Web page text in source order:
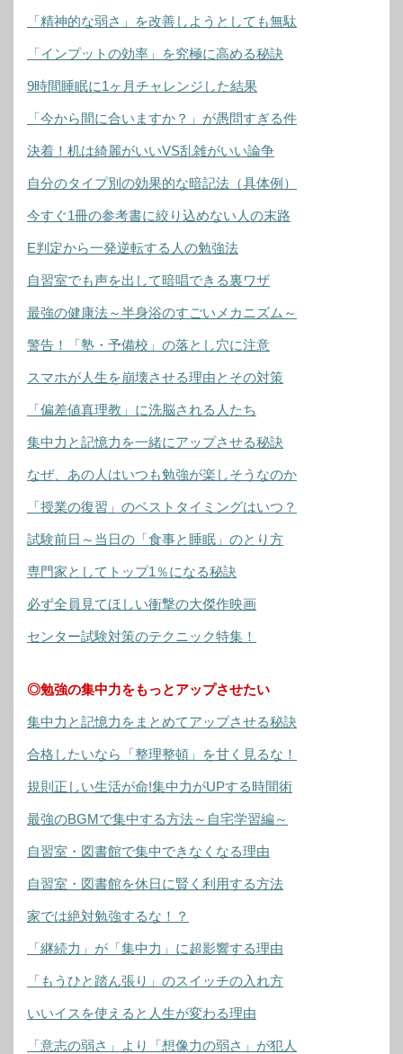
「精神的な弱さ」を改善しようとしても無駄
「インプットの効率」を究極に高める秘訣
9時間睡眠に1ヶ月チャレンジした結果
「今から間に合いますか？」が愚問すぎる件
決着！机は綺麗がいいVS乱雑がいい論争
自分のタイプ別の効果的な暗記法（具体例）
今すぐ1冊の参考書に絞り込めない人の末路
E判定から一発逆転する人の勉強法
自習室でも声を出して暗唱できる裏ワザ
最強の健康法～半身浴のすごいメカニズム～
警告！「塾・予備校」の落とし穴に注意
スマホが人生を崩壊させる理由とその対策
「偏差値真理教」に洗脳される人たち
集中力と記憶力を一緒にアップさせる秘訣
なぜ、あの人はいつも勉強が楽しそうなのか
「授業の復習」のベストタイミングはいつ？
試験前日～当日の「食事と睡眠」のとり方
専門家としてトップ1％になる秘訣
必ず全員見てほしい衝撃の大傑作映画
センター試験対策のテクニック特集！
◎勉強の集中力をもっとアップさせたい
集中力と記憶力をまとめてアップさせる秘訣
合格したいなら「整理整頓」を甘く見るな！
規則正しい生活が命!集中力がUPする時間術
最強のBGMで集中する方法～自宅学習編～
自習室・図書館で集中できなくなる理由
自習室・図書館を休日に賢く利用する方法
家では絶対勉強するな！？
「継続力」が「集中力」に超影響する理由
「もうひと踏ん張り」のスイッチの入れ方
いいイスを使えると人生が変わる理由
「意志の弱さ」より「想像力の弱さ」が犯人